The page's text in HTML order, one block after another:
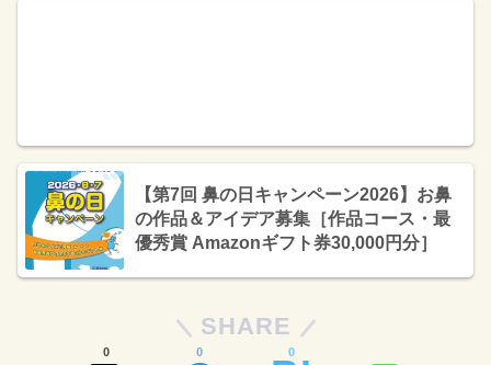
【第7回 鼻の日キャンペーン2026】お鼻
の作品＆アイデア募集［作品コース・最
優秀賞 Amazonギフト券30,000円分］
SHARE
0 0 0